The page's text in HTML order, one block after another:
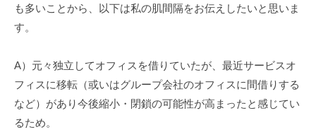
も多いことから、以下は私の肌間隔をお伝えしたいと思いま
す。
A）元々独立してオフィスを借りていたが、最近サービスオ
フィスに移転（或いはグループ会社のオフィスに間借りする
など）があり今後縮小・閉鎖の可能性が高まったと感じてい
るため。